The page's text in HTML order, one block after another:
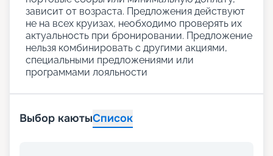
зависит от возраста. Предложения действуют
не на всех круизах, необходимо проверять их
актуальность при бронировании. Предложение
нельзя комбинировать с другими акциями,
специальными предложениями или
программами лояльности
Выбор каютыСписок